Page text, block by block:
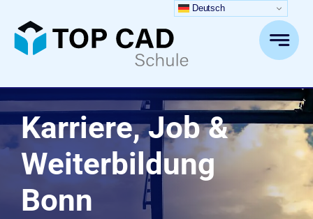
Inhalt
springen
Karriere, Job &
Weiterbildung
Bonn
Deutsch